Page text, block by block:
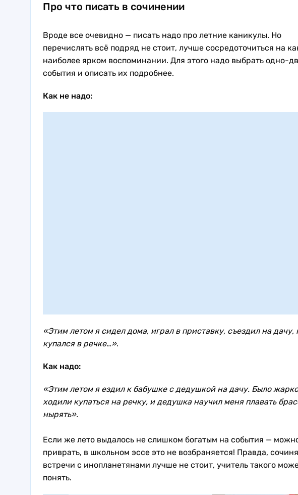
Про что писать в сочинении
Вроде все очевидно — писать надо про летние каникулы. Но
перечислять всё подряд не стоит, лучше сосредоточиться на
наиболее ярком воспоминании. Для этого надо выбрать одно-
события и описать их подробнее.
Как не надо:
«Этим летом я сидел дома, играл в приставку, съездил на дачу,
купался в речке…».
Как надо:
«Этим летом я ездил к бабушке с дедушкой на дачу. Было
ходили купаться на речку, и дедушка научил меня плавать
нырять».
Если же лето выдалось не слишком богатым на события —
приврать, в школьном эссе это не возбраняется! Правда,
встречи с инопланетянами лучше не стоит, учитель такого
понять.